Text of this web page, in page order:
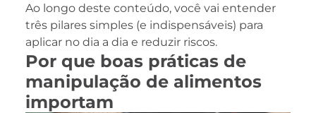
Ao longo deste conteúdo, você vai entender
três pilares simples (e indispensáveis) para
aplicar no dia a dia e reduzir riscos.
Por que boas práticas de
manipulação de alimentos
importam